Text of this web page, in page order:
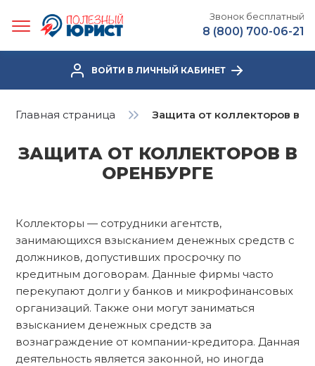
Звонок бесплатный
8 (800) 700-06-21
ВОЙТИ В ЛИЧНЫЙ КАБИНЕТ
Главная страница Защита от коллекторов в
ЗАЩИТА ОТ КОЛЛЕКТОРОВ В
ОРЕНБУРГЕ
Коллекторы — сотрудники агентств,
занимающихся взысканием денежных средств с
должников, допустивших просрочку по
кредитным договорам. Данные фирмы часто
перекупают долги у банков и микрофинансовых
организаций. Также они могут заниматься
взысканием денежных средств за
вознаграждение от компании-кредитора. Данная
деятельность является законной, но иногда